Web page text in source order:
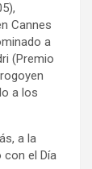
Cannes
a
(Premio
a los
a la
con el Día